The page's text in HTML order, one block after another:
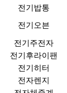
전기밥통
전기오븐
전기주전자
전기후라이팬
전기히터
전자렌지